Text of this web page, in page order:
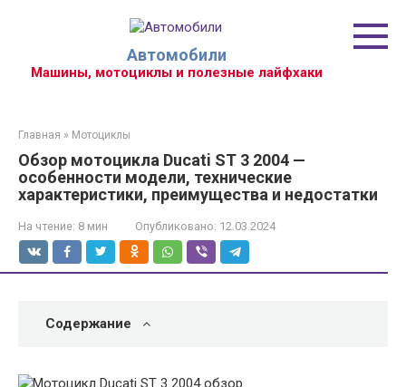
Автомобили
Машины, мотоциклы и полезные лайфхаки
Главная » Мотоциклы
Обзор мотоцикла Ducati ST 3 2004 —
особенности модели, технические
характеристики, преимущества и недостатки
На чтение: 8 мин Опубликовано: 12.03.2024
Содержание